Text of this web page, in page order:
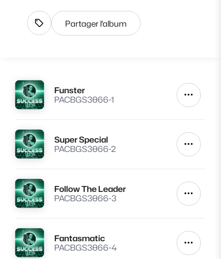
Afficher les tags
Partager l'album
Lire
Funster
PACBGS3066-1
Autres
Lire
Super Special
PACBGS3066-2
Autres
Lire
Follow The Leader
PACBGS3066-3
Autres
Lire
Fantasmatic
PACBGS3066-4
Autres